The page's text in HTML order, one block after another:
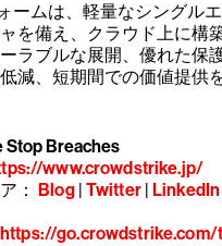
ームは、軽量なシングル
を備え、クラウド上に構
ラブルな展開、優れた保
減、短期間での価値提供
Stop Breaches
www.crowdstrike.jp/
： Blog| Twitter| LinkedIn
https://go.crowdstrike.com/